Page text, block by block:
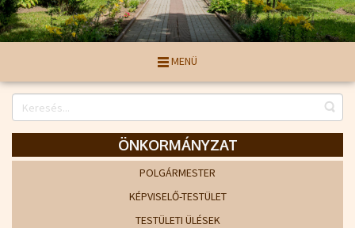
MENÜ
ÖNKORMÁNYZAT
POLGÁRMESTER
KÉPVISELŐ-TESTÜLET
TESTÜLETI ÜLÉSEK